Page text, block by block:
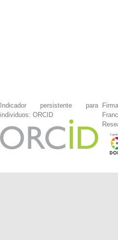
Indicador persistente para
individuos: ORCID